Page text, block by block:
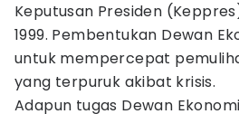
Keputusan Presiden
1999. Pembentukan Dewan
untuk mempercepat
yang terpuruk akibat krisis.
Adapun tugas Dewan